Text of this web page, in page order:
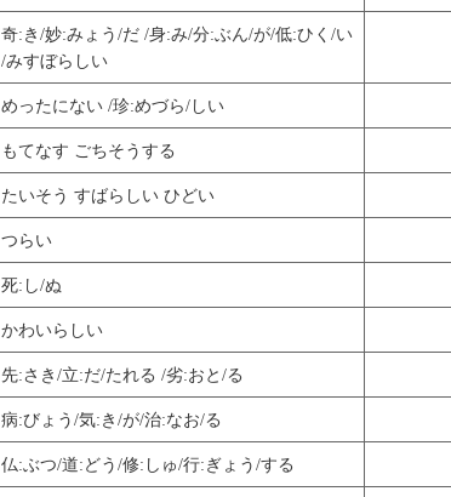
奇:き/妙:みょう/だ /身:み/分:ぶん/が/低:ひく/い
/みすぼらしい
めったにない /珍:めづら/しい
もてなす ごちそうする
たいそう すばらしい ひどい
つらい
死:し/ぬ
かわいらしい
先:さき/立:だ/たれる /劣:おと/る
病:びょう/気:き/が/治:なお/る
仏:ぶつ/道:どう/修:しゅ/行:ぎょう/する